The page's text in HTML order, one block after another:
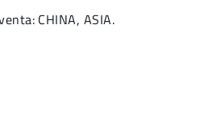
CHINA, ASIA.